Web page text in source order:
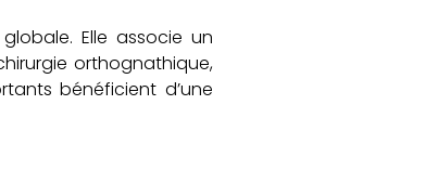
Elle associe un
orthognathique,
bénéficient d’une